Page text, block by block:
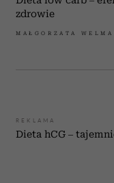
Partnerzy mogą
otrzymanymi od
zdrowie
MAŁGORZATA
REKLAMA
Dieta hCG –